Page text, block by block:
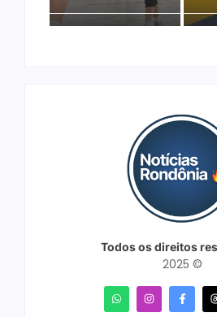
Todos os direitos
2025 ©